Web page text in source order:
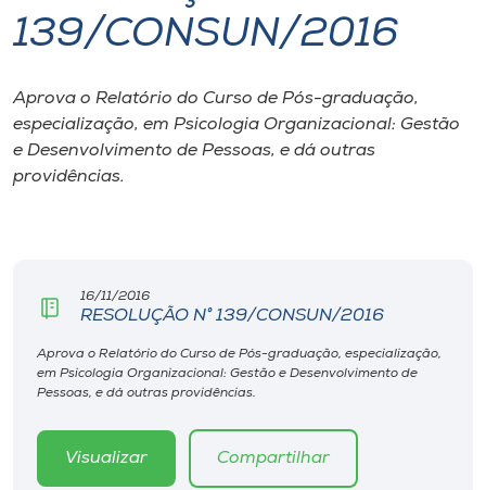
I.nova
Diplomados
Cultura
Biblioteca
Editora
Rádio
139/CONSUN/2016
Aprova o Relatório do Curso de Pós-graduação,
especialização, em Psicologia Organizacional: Gestão
e Desenvolvimento de Pessoas, e dá outras
providências.
16/11/2016
RESOLUÇÃO N° 139/CONSUN/2016
Aprova o Relatório do Curso de Pós-graduação, especialização,
em Psicologia Organizacional: Gestão e Desenvolvimento de
Pessoas, e dá outras providências.
Visualizar Compartilhar